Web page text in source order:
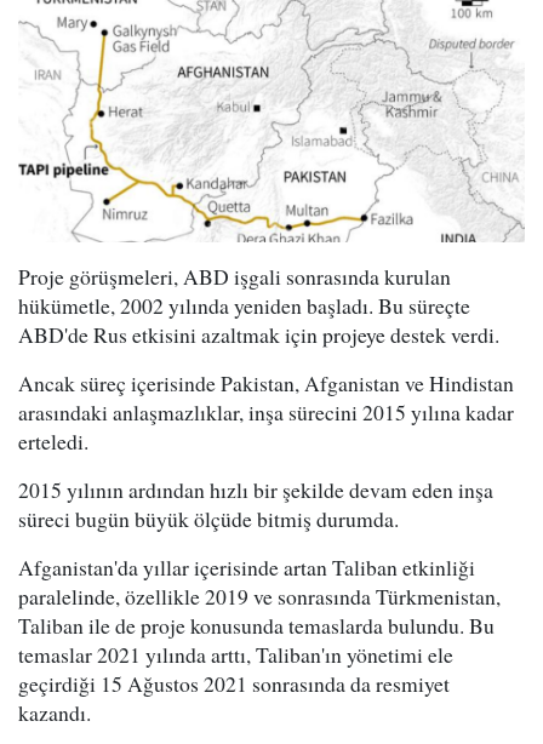
Proje görüşmeleri, ABD işgali sonrasında kurulan
hükümetle, 2002 yılında yeniden başladı. Bu süreçte
ABD'de Rus etkisini azaltmak için projeye destek verdi.
Ancak süreç içerisinde Pakistan, Afganistan ve Hindistan
arasındaki anlaşmazlıklar, inşa sürecini 2015 yılına kadar
erteledi.
2015 yılının ardından hızlı bir şekilde devam eden inşa
süreci bugün büyük ölçüde bitmiş durumda.
Afganistan'da yıllar içerisinde artan Taliban etkinliği
paralelinde, özellikle 2019 ve sonrasında Türkmenistan,
Taliban ile de proje konusunda temaslarda bulundu. Bu
temaslar 2021 yılında arttı, Taliban'ın yönetimi ele
geçirdiği 15 Ağustos 2021 sonrasında da resmiyet
kazandı.